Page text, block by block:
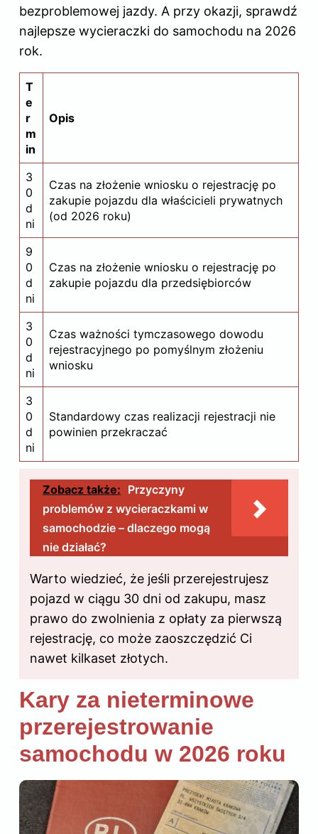
bezproblemowej jazdy. A przy okazji, sprawdź
najlepsze wycieraczki do samochodu na 2026
rok.
T
e
r
m
in
Opis
3
0
d
ni
Czas na złożenie wniosku o rejestrację po
zakupie pojazdu dla właścicieli prywatnych
(od 2026 roku)
9
0
d
ni
Czas na złożenie wniosku o rejestrację po
zakupie pojazdu dla przedsiębiorców
3
0
d
ni
Czas ważności tymczasowego dowodu
rejestracyjnego po pomyślnym złożeniu
wniosku
3
0
d
ni
Standardowy czas realizacji rejestracji nie
powinien przekraczać
Zobacz także: Przyczyny
problemów z wycieraczkami w
samochodzie – dlaczego mogą
nie działać?
Warto wiedzieć, że jeśli przerejestrujesz
pojazd w ciągu 30 dni od zakupu, masz
prawo do zwolnienia z opłaty za pierwszą
rejestrację, co może zaoszczędzić Ci
nawet kilkaset złotych.
Kary za nieterminowe
przerejestrowanie
samochodu w 2026 roku